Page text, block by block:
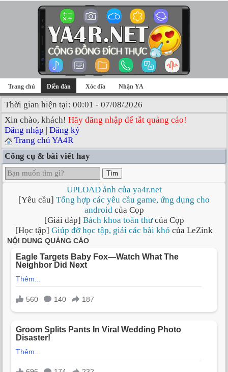
Trang chủ Diễn đàn Xóc đĩa Nhận YA
Thời gian hiện tại: 00:01 - 07/08/2026
Xin chào, khách! Hãy đăng nhập để tắt quảng cáo!
Đăng nhập | Đăng ký
Trang chủ YA4R
Công cụ & bài viết hay
Tìm
UPLOAD ảnh của ya4r.net
[Yêu cầu] Tổng hợp các yêu cầu game, ứng dụng cho
androidcủa Cọp
[Giải đáp] Bách khoa toàn thưcủa Cọp
[Học tập] Giúp đỡ học tập, giải các bài khó của LeZink